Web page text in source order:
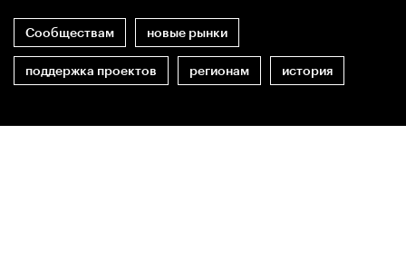
Сообществам новые рынки
поддержка проектов регионам история